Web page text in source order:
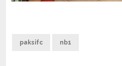
paksifc nb1